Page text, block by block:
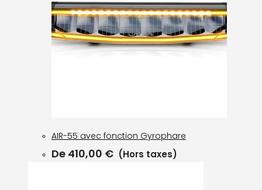
AIR-55 avec fonction Gyrophare
De 410,00 € (Hors taxes)